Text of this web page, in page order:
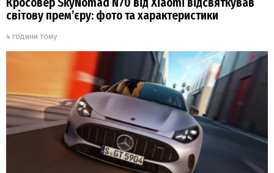
світову прем’єру: фото та характеристики
4 години тому